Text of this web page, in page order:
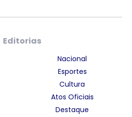
Editorias
Nacional
Esportes
Cultura
Atos Oficiais
Destaque